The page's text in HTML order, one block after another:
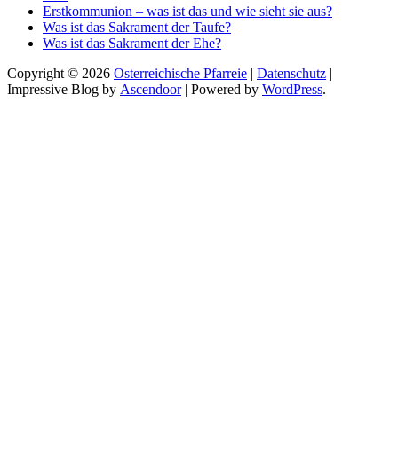
Erstkommunion – was ist das und wie sieht sie aus?
Was ist das Sakrament der Taufe?
Was ist das Sakrament der Ehe?
Copyright © 2026 Osterreichische Pfarreie | Datenschutz |
Impressive Blog by Ascendoor| Powered by WordPress.